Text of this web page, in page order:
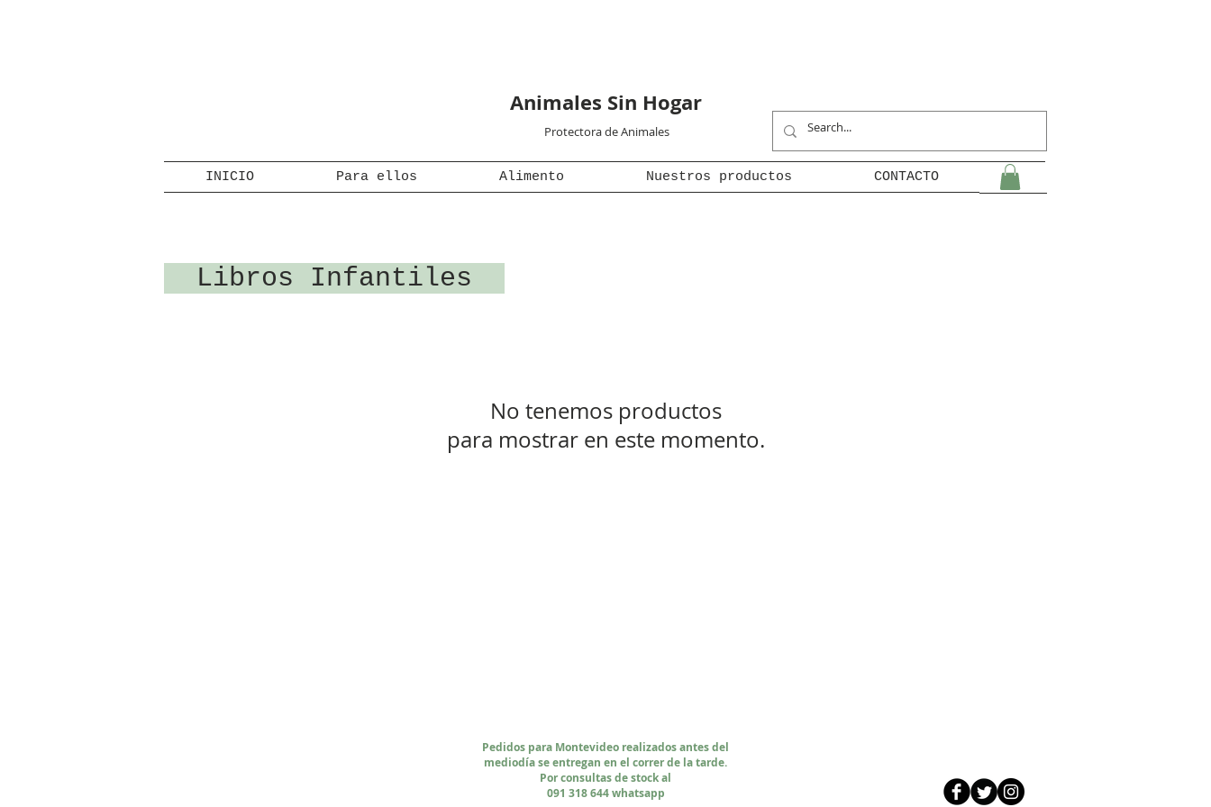
Animales Sin Hogar
Protectora de Animales
INICIO Para ellos Alimento Nuestros productos CONTACTO
Libros Infantiles
No tenemos productos
para mostrar en este momento.
Pedidos para Montevideo realizados antes del
mediodía se entregan en el correr de la tarde.
Por consultas de stock al
091 318 644 whatsapp